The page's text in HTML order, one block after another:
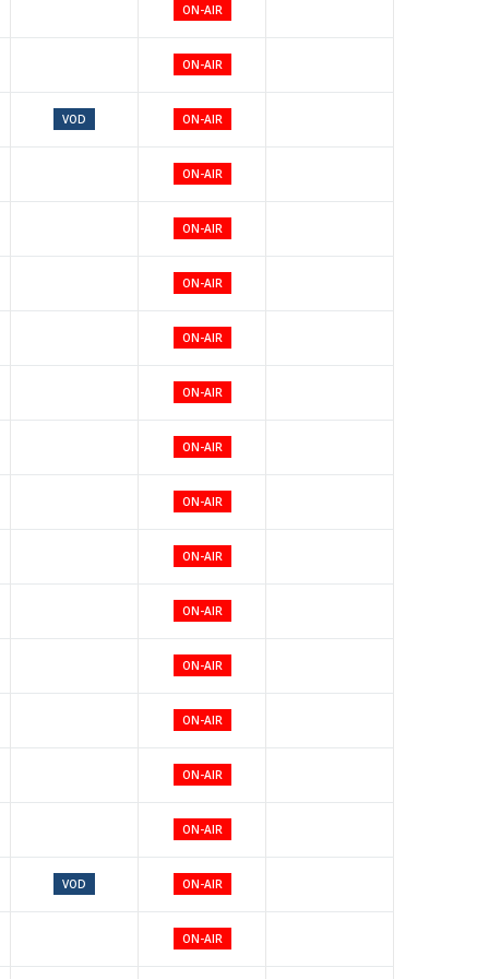
ON-AIR
ON-AIR
VOD ON-AIR
ON-AIR
ON-AIR
ON-AIR
ON-AIR
ON-AIR
ON-AIR
ON-AIR
ON-AIR
ON-AIR
ON-AIR
ON-AIR
ON-AIR
ON-AIR
VOD ON-AIR
ON-AIR